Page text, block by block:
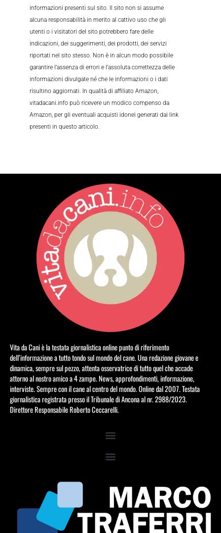
informazioni presenti sul sito. Il sito non si assume
alcuna responsabilità in merito al cattivo uso che gli
utenti o i visitatori del sito potrebbero fare delle
indicazioni, dei suggerimenti, dei prodotti, dei servizi
riportati nel sito stesso. Non è in alcun modo possibile
garantire l’assenza di errori e l’assoluta correttezza delle
informazioni divulgate né che le informazioni o i dati
risultino aggiornati. In qualità di affiliato Amazon,
vitadacani.info può ricevere un modico compenso da
Amazon, per gli eventuali acquisti idonei generati dai link
presenti in questo articolo.
Vita da Cani è la testata giornalistica online punto di riferimento
dell’informazione a tutto tondo sul mondo del cane. Una redazione giovane e
dinamica, sempre sul pezzo, attenta osservatrice di tutto quel che accade
attorno al nostro amico a 4 zampe. News, approfondimenti, informazione,
interviste. Sempre con il cane al centro del mondo. Online dal 2007. Testata
giornalistica registrata presso il Tribunale di Ancona al nr. 2988/2023.
Direttore Responsabile Roberto Ceccarelli.